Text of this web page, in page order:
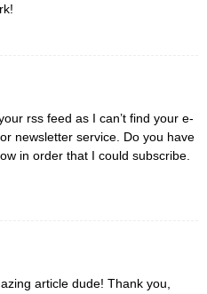
rss feed as I can’t find your e-
newsletter service. Do you have
in order that I could subscribe.
article dude! Thank you,